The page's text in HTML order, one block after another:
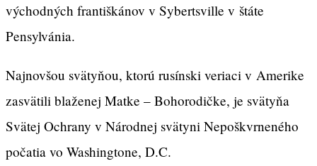
východných františkánov v Sybertsville v štáte
Pensylvánia.
Najnovšou svätyňou, ktorú rusínski veriaci v Amerike
zasvätili blaženej Matke – Bohorodičke, je svätyňa
Svätej Ochrany v Národnej svätyni Nepoškvrneného
počatia vo Washingtone, D.C.